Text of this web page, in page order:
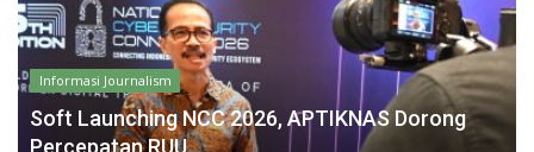
Informasi Journalism
Soft Launching NCC 2026, APTIKNAS Dorong
Percepatan RUU...